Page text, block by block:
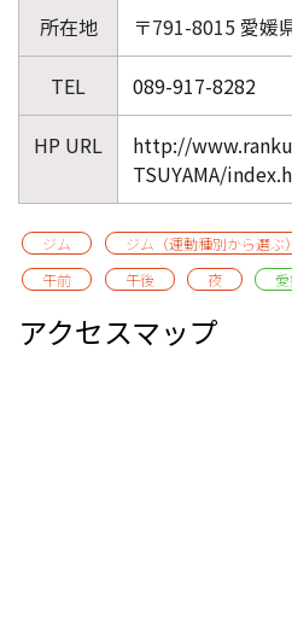
所在地 〒791-8015 愛媛
TEL 089-917-8282
HP URL
http://
TSUYAMA/
ジム ジム（運動種別から選ぶ）
午前
午後 夜
アクセスマップ